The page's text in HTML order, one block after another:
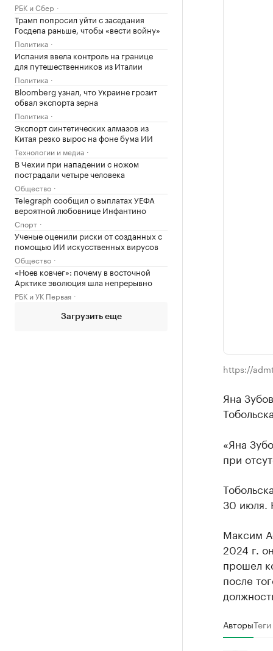
РБК и Сбер
Трамп попросил уйти с заседания
Госдепа раньше, чтобы «вести войну»
Политика
Испания ввела контроль на границе
для путешественников из Италии
Политика
Bloomberg узнал, что Украине грозит
обвал экспорта зерна
Политика
Экспорт синтетических алмазов из
Китая резко вырос на фоне бума ИИ
Технологии и медиа
В Чехии при нападении с ножом
пострадали четыре человека
Общество
Telegraph сообщил о выплатах УЕФА
вероятной любовнице Инфантино
Спорт
Ученые оценили риски от созданных с
помощью ИИ искусственных вирусов
Общество
«Ноев ковчег»: почему в восточной
Арктике эволюция шла непрерывно
РБК и УК Первая
Загрузить еще
https://
Яна
«Яна
при
30 июля.
Максим
2024 г.
прошел
после
АвторыТеги